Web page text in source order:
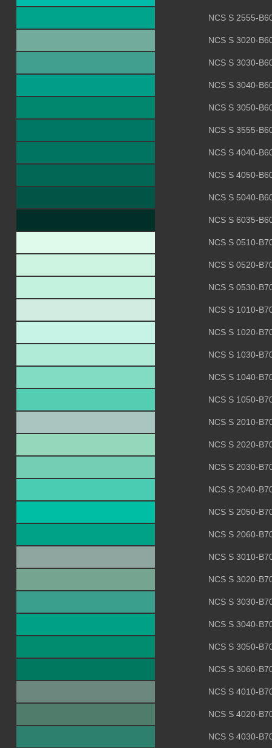
NCS S 2555-
NCS S 3020-
NCS S 3030-
NCS S 3040-
NCS S 3050-
NCS S 3555-
NCS S 4040-
NCS S 4050-
NCS S 5040-
NCS S 6035-
NCS S 0510-
NCS S 0520-
NCS S 0530-
NCS S 1010-
NCS S 1020-
NCS S 1030-
NCS S 1040-
NCS S 1050-
NCS S 2010-
NCS S 2020-
NCS S 2030-
NCS S 2040-
NCS S 2050-
NCS S 2060-
NCS S 3010-
NCS S 3020-
NCS S 3030-
NCS S 3040-
NCS S 3050-
NCS S 3060-
NCS S 4010-
NCS S 4020-
NCS S 4030-